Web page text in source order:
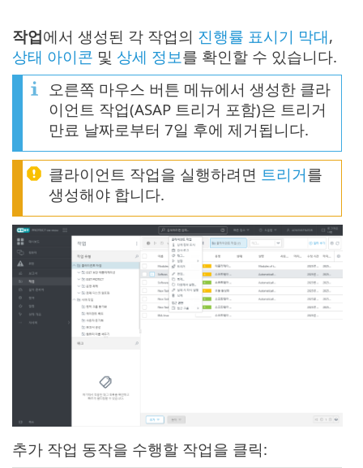
작업에서 생성된 각 작업의 진행률 표시기 막대,
상태 아이콘 및 상세 정보를 확인할 수 있습니다.
오른쪽 마우스 버튼 메뉴에서 생성한 클라
이언트 작업(ASAP 트리거 포함)은 트리거
만료 날짜로부터 7일 후에 제거됩니다.
클라이언트 작업을 실행하려면 트리거를
생성해야 합니다.
추가 작업 동작을 수행할 작업을 클릭: